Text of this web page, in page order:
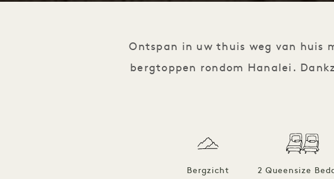
Ontspan in uw thuis weg van huis
bergtoppen rondom Hanalei.
Bergzicht 2 Queensize